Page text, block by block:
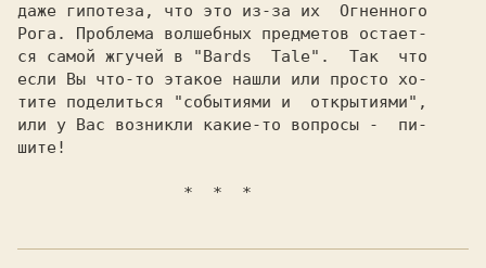
даже гипотеза, что это из-за их  Огненного
Рога. Проблема волшебных предметов остает-
ся самой жгучей в "Bards  Tale".  Так  что
если Вы что-то этакое нашли или просто хо-
тите поделиться "событиями и  открытиями",
или у Вас возникли какие-то вопросы -  пи-
                 *  *  *